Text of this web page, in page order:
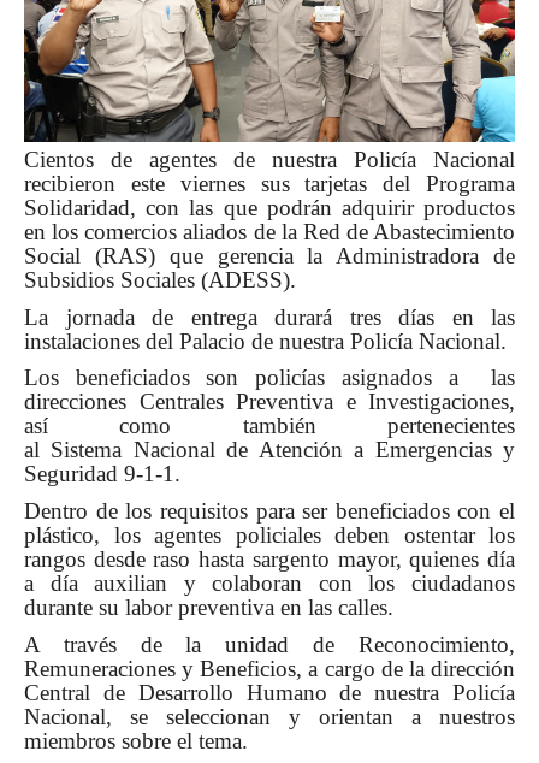
Cientos de agentes de nuestra Policía Nacional
recibieron este viernes sus tarjetas del Programa
Solidaridad, con las que podrán adquirir productos
en los comercios aliados de la Red de Abastecimiento
Social (RAS) que gerencia la Administradora de
Subsidios Sociales (ADESS).
La jornada de entrega durará tres días en las
instalaciones del Palacio de nuestra Policía Nacional.
Los beneficiados son policías asignados a las
direcciones Centrales Preventiva e Investigaciones,
así como también pertenecientes
al Sistema Nacional de Atención a Emergencias y
Seguridad 9-1-1.
Dentro de los requisitos para ser beneficiados con el
plástico, los agentes policiales deben ostentar los
rangos desde raso hasta sargento mayor, quienes día
a día auxilian y colaboran con los ciudadanos
durante su labor preventiva en las calles.
A través de la unidad de Reconocimiento,
Remuneraciones y Beneficios, a cargo de la dirección
Central de Desarrollo Humano de nuestra Policía
Nacional, se seleccionan y orientan a nuestros
miembros sobre el tema.